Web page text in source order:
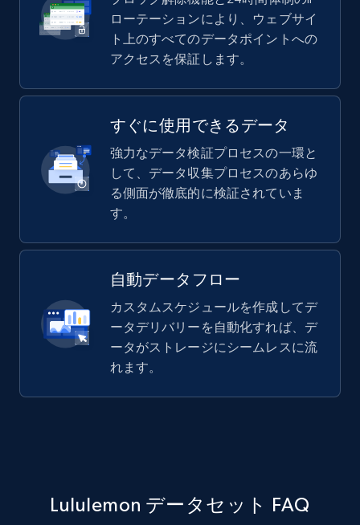
ローテーションにより、ウェブサイ
ト上のすべてのデータポイントへの
アクセスを保証します。
すぐに使用できるデータ
強力なデータ検証プロセスの一環と
して、データ収集プロセスのあらゆ
る側面が徹底的に検証されていま
す。
自動データフロー
カスタムスケジュールを作成してデ
ータデリバリーを自動化すれば、デ
ータがストレージにシームレスに流
れます。
Lululemon データセット FAQ